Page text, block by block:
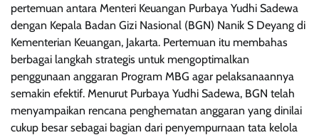
pertemuan antara Menteri Keuangan Purbaya Yudhi Sadewa
dengan Kepala Badan Gizi Nasional (BGN) Nanik S Deyang di
Kementerian Keuangan, Jakarta. Pertemuan itu membahas
berbagai langkah strategis untuk mengoptimalkan
penggunaan anggaran Program MBG agar pelaksanaannya
semakin efektif. Menurut Purbaya Yudhi Sadewa, BGN telah
menyampaikan rencana penghematan anggaran yang dinilai
cukup besar sebagai bagian dari penyempurnaan tata kelola